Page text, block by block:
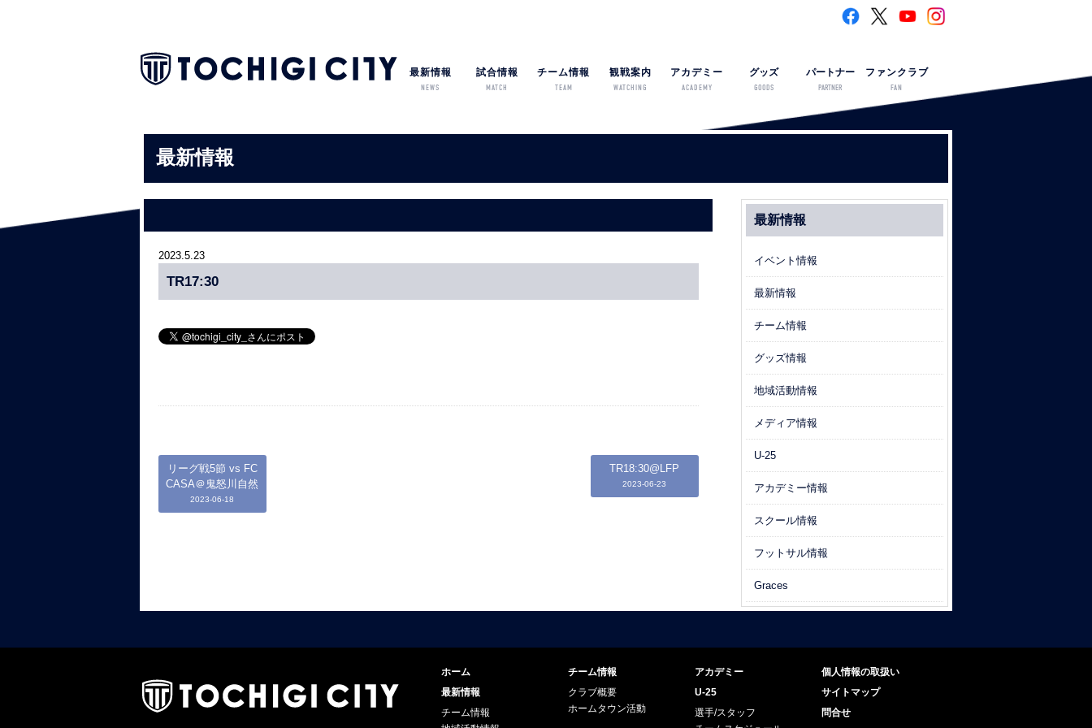
最新情報
NEWS
試合情報
MATCH
チーム情報
TEAM
観戦案内
WATCHING
アカデミー
ACADEMY
グッズ
GOODS
パートナー
PARTNER
ファンクラブ
FAN
最新情報
2023.5.23
TR17:30
リーグ戦5節 vs FC
CASA＠鬼怒川自然
2023-06-18
TR18:30@LFP
2023-06-23
最新情報
イベント情報
最新情報
チーム情報
グッズ情報
地域活動情報
メディア情報
U-25
アカデミー情報
スクール情報
フットサル情報
Graces
ホーム
最新情報
チーム情報
チーム情報
クラブ概要
ホームタウン活動
アカデミー
U-25
選手/スタッフ
個人情報の取扱い
サイトマップ
問合せ